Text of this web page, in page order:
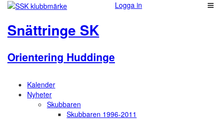
Logga in
Snättringe SK
Orientering Huddinge
Kalender
Nyheter
Skubbaren
Skubbaren 1996-2011